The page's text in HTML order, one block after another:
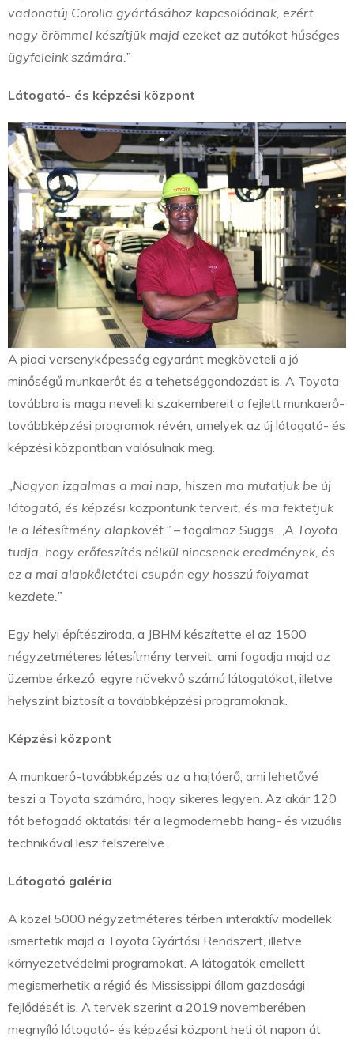
vadonatúj Corolla gyártásához kapcsolódnak, ezért
nagy örömmel készítjük majd ezeket az autókat hűséges
ügyfeleink számára.”
Látogató- és képzési központ
A piaci versenyképesség egyaránt megköveteli a jó
minőségű munkaerőt és a tehetséggondozást is. A Toyota
továbbra is maga neveli ki szakembereit a fejlett munkaerő-
továbbképzési programok révén, amelyek az új látogató- és
képzési központban valósulnak meg.
„Nagyon izgalmas a mai nap, hiszen ma mutatjuk be új
látogató, és képzési központunk terveit, és ma fektetjük
le a létesítmény alapkövét.” – fogalmaz Suggs. „ A Toyota
tudja, hogy erőfeszítés nélkül nincsenek eredmények, és
ez a mai alapkőletétel csupán egy hosszú folyamat
kezdete.”
Egy helyi építésziroda, a JBHM készítette el az 1500
négyzetméteres létesítmény terveit, ami fogadja majd az
üzembe érkező, egyre növekvő számú látogatókat, illetve
helyszínt biztosít a továbbképzési programoknak.
Képzési központ
A munkaerő-továbbképzés az a hajtóerő, ami lehetővé
teszi a Toyota számára, hogy sikeres legyen. Az akár 120
főt befogadó oktatási tér a legmodernebb hang- és vizuális
technikával lesz felszerelve.
Látogató galéria
A közel 5000 négyzetméteres térben interaktív modellek
ismertetik majd a Toyota Gyártási Rendszert, illetve
környezetvédelmi programokat. A látogatók emellett
megismerhetik a régió és Mississippi állam gazdasági
fejlődését is. A tervek szerint a 2019 novemberében
megnyíló látogató- és képzési központ heti öt napon át